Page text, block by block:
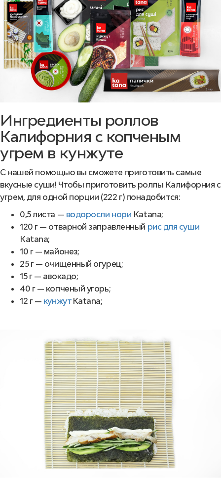
Ингредиенты роллов
Калифорния с копченым
угрем в кунжуте
С нашей помощью вы сможете приготовить самые
вкусные суши! Чтобы приготовить роллы Калифорния с
угрем, для одной порции (222 г) понадобится:
0,5 листа — водоросли нори Katana;
120 г — отварной заправленный рис для суши
Katana;
10 г — майонез;
25 г — очищенный огурец;
15 г — авокадо;
40 г — копченый угорь;
12 г — кунжутKatana;